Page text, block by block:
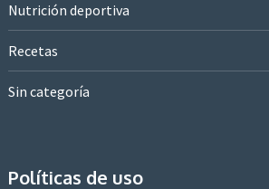
Nutrición deportiva
Recetas
Sin categoría
Políticas de uso